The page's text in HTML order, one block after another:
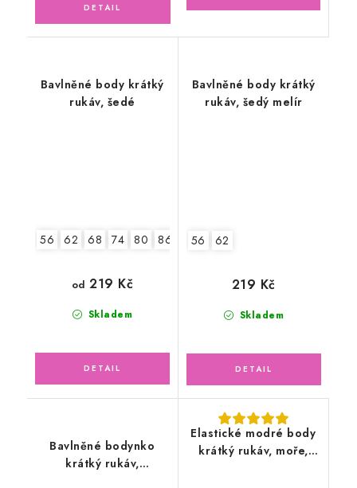
Bavlněné body krátký
rukáv, šedé
56 62 68 74 80 86 92
Skladem
od 219 Kč
Bavlněné body krátký
rukáv, šedý melír
56 62
Skladem
219 Kč
Bavlněné bodynko
krátký rukáv,
Elastické modré body
krátký rukáv, moře,